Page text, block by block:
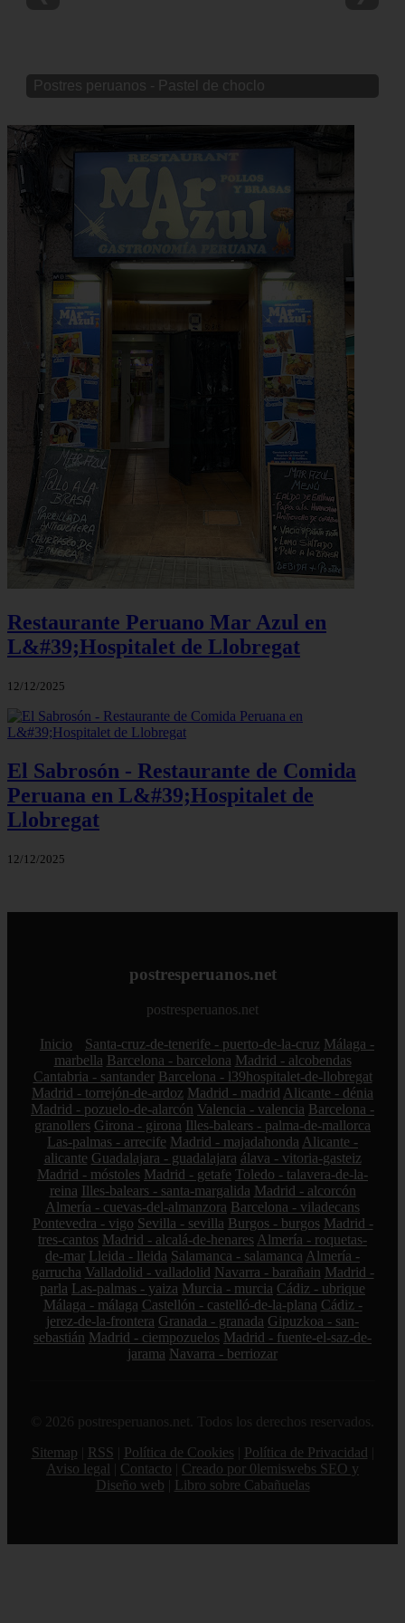
Postres peruanos - Pastel de choclo
Restaurante Peruano Mar Azul en
L&#39;Hospitalet de Llobregat
12/12/2025
El Sabrosón - Restaurante de Comida
Peruana en L&#39;Hospitalet de
Llobregat
12/12/2025
postresperuanos.net
postresperuanos.net
Inicio Santa-cruz-de-tenerife - puerto-de-la-cruz Málaga -
marbella Barcelona - barcelona Madrid - alcobendas
Cantabria - santander Barcelona - l39hospitalet-de-llobregat
Madrid - torrejón-de-ardoz Madrid - madrid Alicante - dénia
Madrid - pozuelo-de-alarcón Valencia - valencia Barcelona -
granollers Girona - girona Illes-balears - palma-de-mallorca
Las-palmas - arrecife Madrid - majadahonda Alicante -
alicante Guadalajara - guadalajara álava - vitoria-gasteiz
Madrid - móstoles Madrid - getafe Toledo - talavera-de-la-
reina Illes-balears - santa-margalida Madrid - alcorcón
Almería - cuevas-del-almanzora Barcelona - viladecans
Pontevedra - vigo Sevilla - sevilla Burgos - burgos Madrid -
tres-cantos Madrid - alcalá-de-henares Almería - roquetas-
de-mar Lleida - lleida Salamanca - salamanca Almería -
garrucha Valladolid - valladolid Navarra - barañain Madrid -
parla Las-palmas - yaiza Murcia - murcia Cádiz - ubrique
Málaga - málaga Castellón - castelló-de-la-plana Cádiz -
jerez-de-la-frontera Granada - granada Gipuzkoa - san-
sebastián Madrid - ciempozuelos Madrid - fuente-el-saz-de-
jarama Navarra - berriozar
© 2026 postresperuanos.net. Todos los derechos reservados.
Sitemap
RSS Política de Cookies Política de Privacidad
Aviso legal
Contacto
Creado por 0lemiswebs SEO y
Diseño web
Libro sobre Cabañuelas